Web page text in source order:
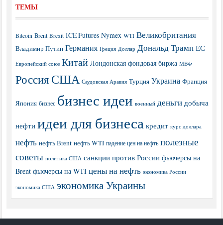
ТЕМЫ
Bitcoin Brent Brexit ICE Futures Nymex WTI Великобритания
Владимир Путин Германия Греция Доллар Дональд Трамп ЕС
Европейский союз Китай Лондонская фондовая биржа МВФ
РоссияСША Саудовская Аравия Турция Украина Франция
Япония бизнес бизнес идеи военный деньги добыча
нефти идеи для бизнеса кредит курс доллара
нефть нефть Brent нефть WTI падение цен на нефть полезные
советы политика США санкции против России фьючерсы на
Brent фьючерсы на WTI цены на нефть экономика России
экономика США экономика Украины